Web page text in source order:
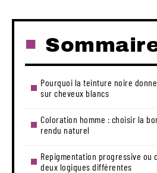
Pourquoi la teinture noire
sur cheveux blancs
Coloration homme : choisir la
rendu naturel
Repigmentation progressive ou
deux logiques différentes